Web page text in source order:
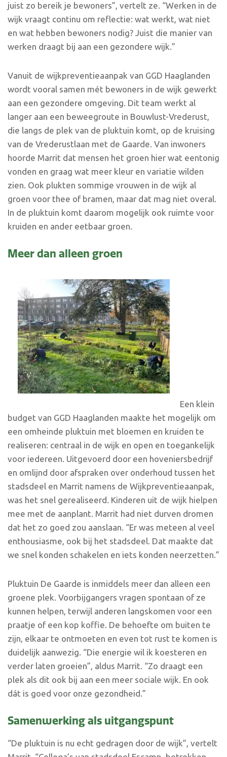
juist zo bereik je bewoners”, vertelt ze. “Werken in de
wijk vraagt continu om reflectie: wat werkt, wat niet
en wat hebben bewoners nodig? Juist die manier van
werken draagt bij aan een gezondere wijk.”
Vanuit de wijkpreventieaanpak van GGD Haaglanden
wordt vooral samen mét bewoners in de wijk gewerkt
aan een gezondere omgeving. Dit team werkt al
langer aan een beweegroute in Bouwlust-Vrederust,
die langs de plek van de pluktuin komt, op de kruising
van de Vrederustlaan met de Gaarde. Van inwoners
hoorde Marrit dat mensen het groen hier wat eentonig
vonden en graag wat meer kleur en variatie wilden
zien. Ook plukten sommige vrouwen in de wijk al
groen voor thee of bramen, maar dat mag niet overal.
In de pluktuin komt daarom mogelijk ook ruimte voor
kruiden en ander eetbaar groen.
Meer dan alleen groen
Een klein
budget van GGD Haaglanden maakte het mogelijk om
een omheinde pluktuin met bloemen en kruiden te
realiseren: centraal in de wijk en open en toegankelijk
voor iedereen. Uitgevoerd door een hoveniersbedrijf
en omlijnd door afspraken over onderhoud tussen het
stadsdeel en Marrit namens de Wijkpreventieaanpak,
was het snel gerealiseerd. Kinderen uit de wijk hielpen
mee met de aanplant. Marrit had niet durven dromen
dat het zo goed zou aanslaan. “Er was meteen al veel
enthousiasme, ook bij het stadsdeel. Dat maakte dat
we snel konden schakelen en iets konden neerzetten.”
Pluktuin De Gaarde is inmiddels meer dan alleen een
groene plek. Voorbijgangers vragen spontaan of ze
kunnen helpen, terwijl anderen langskomen voor een
praatje of een kop koffie. De behoefte om buiten te
zijn, elkaar te ontmoeten en even tot rust te komen is
duidelijk aanwezig. “Die energie wil ik koesteren en
verder laten groeien”, aldus Marrit. “Zo draagt een
plek als dit ook bij aan een meer sociale wijk. En ook
dát is goed voor onze gezondheid.”
Samenwerking als uitgangspunt
“De pluktuin is nu echt gedragen door de wijk”, vertelt